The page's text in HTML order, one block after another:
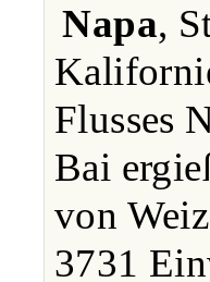
Napa,
Flusses
Bai
von
3731